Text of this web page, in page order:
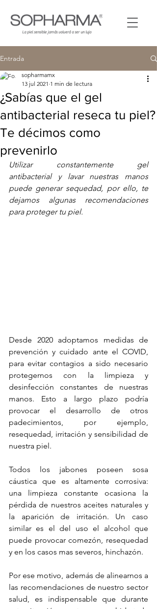
La piel sensible jamás volverá aserun lujo
Entrada
¿Sabías que el gel
antibacterial reseca tu piel?
Te décimos como
prevenirlo
sopharmamx
13 jul 2021 1 min de lectura
Utilizar constantemente gel
antibacterial y lavar nuestras manos
puede generar sequedad, por ello, te
dejamos algunas recomendaciones
para proteger tu piel.
Desde 2020 adoptamos medidas de
prevención y cuidado ante el COVID,
para evitar contagios a sido necesario
protegernos con la limpieza y
desinfección constantes de nuestras
manos. Esto a largo plazo podría
provocar el desarrollo de otros
padecimientos, por ejemplo,
resequedad, irritación y sensibilidad de
nuestra piel.
Todos los jabones poseen sosa
cáustica que es altamente corrosiva:
una limpieza constante ocasiona la
pérdida de nuestros aceites naturales y
la aparición de irritación. Un caso
similar es el del uso el alcohol que
puede provocar comezón, resequedad
y en los casos mas severos, hinchazón.
Por ese motivo, además de alinearnos a
las recomendaciones de nuestro sector
salud, es indispensable que durante